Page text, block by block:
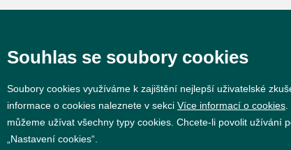
Vytvořil
Souhlas se soubory cookies
Soubory cookies využíváme k zajištění nejlepší uživatelské
informace o cookies naleznete v sekci Více informací o cookies
můžeme užívat všechny typy cookies. Chcete-li povolit užívání
„Nastavení cookies“.